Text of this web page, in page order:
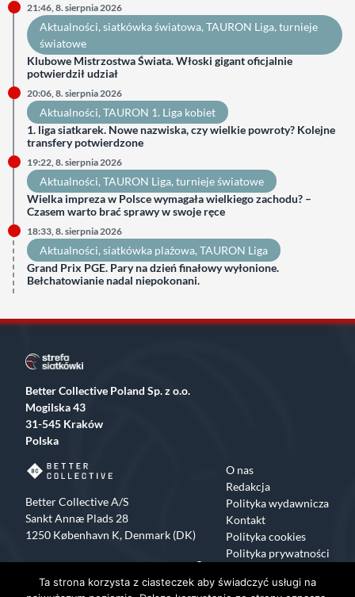
21:46, 8. sierpnia 2026
Aktualności, siatkówka światowa, TAURON Liga, turnieje
światowe
Klubowe Mistrzostwa Świata. Włoski gigant oficjalnie
potwierdził udział
20:06, 8. sierpnia 2026
Aktualności, TAURON 1. Liga kobiet
1. liga siatkarek. Nowe nazwiska, czy wielkie powroty? Kolejne
transfery potwierdzone
19:22, 8. sierpnia 2026
Aktualności, TAURON Liga, turnieje światowe
Wielka impreza w Polsce wymagała wielkiego zachodu? –
Czasem warto brać sprawy w swoje ręce
18:33, 8. sierpnia 2026
Aktualności, siatkówka plażowa, TAURON Liga
Grand Prix PGE. Pary na dzień finałowy wyłonione.
Bełchatowianie nadal niepokonani.
Better Collective Poland Sp. z o.o.
Mogilska 43
31-545 Kraków
Polska
Better Collective A/S
Sankt Annæ Plads 28
1250 København K, Denmark (DK)
O nas
Redakcja
Polityka wydawnicza
Kontakt
Polityka cookies
Polityka prywatności
Facebook
X Instagram
TikTok
Copyrights 2015-2024 Strefa Siatkówki All rights reserved
Ta strona korzysta z ciasteczek aby świadczyć usługi na